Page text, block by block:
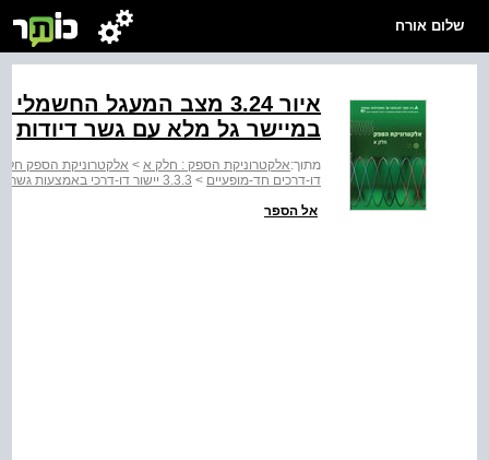
שלום אורח
איור ‭3.24‬ מצב המעגל
במיישר גל מלא עם גשר דיודות
מתוך:אלקטרוניקת הספק : חלק א > אלקטרוניקת הספק
דו-דרכים חד-מופעיים > 3.3.3 יישור דו-דרכי באמצעות גשר דיודות עם עומס התנגדותי
אל הספר